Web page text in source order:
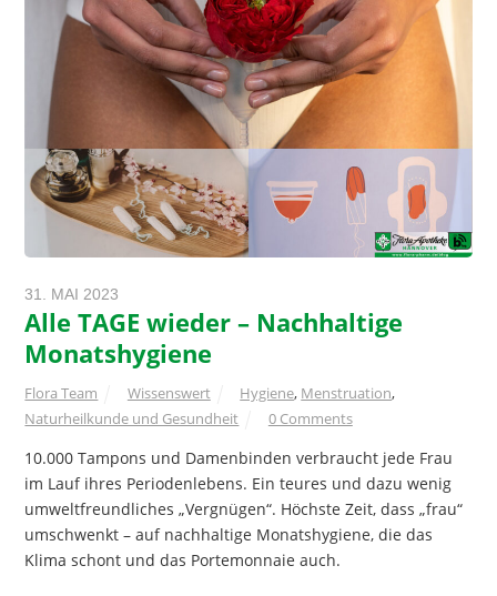
31. MAI 2023
Alle TAGE wieder – Nachhaltige
Monatshygiene
Flora Team Wissenswert Hygiene, Menstruation,
Naturheilkunde und Gesundheit
0 Comments
10.000 Tampons und Damenbinden verbraucht jede Frau
im Lauf ihres Periodenlebens. Ein teures und dazu wenig
umweltfreundliches „Vergnügen“. Höchste Zeit, dass „frau“
umschwenkt – auf nachhaltige Monatshygiene, die das
Klima schont und das Portemonnaie auch.